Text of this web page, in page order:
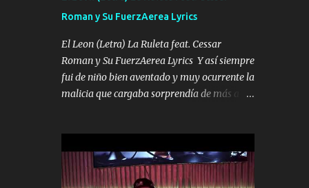
para atender los deberes Música Si es que
salta algún problema de confianza tengo
gente ahí está el Hombre Cuarenta y
también Pariente 7 arreglan cualquier
problema no más es cuestión que ordené
NOS HACE FALTA UN HERMANO DE CLAVE
SIEMPRE VIO POR LA FAMILIA PARA QUE
SIGA EL LEGADO Es el DOS de los
HERMANOS un cerebro inteligente y com...
Roman y Su FuerzAerea Lyrics
El Leon (Letra) La Ruleta feat. Cessar
Roman y Su FuerzAerea Lyrics Y así siempre
fui de niño bien aventado y muy ocurrente la
malicia que cargaba sorprendía de más a la
Tranquilo me la navego ando en lo mío sin
ni un pendiente si hay problemas lo